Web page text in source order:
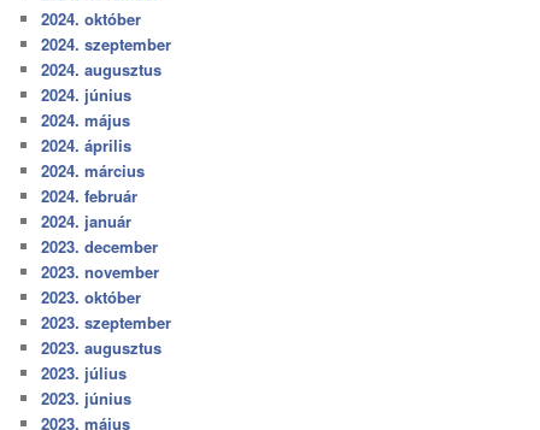
2024. október
2024. szeptember
2024. augusztus
2024. június
2024. május
2024. április
2024. március
2024. február
2024. január
2023. december
2023. november
2023. október
2023. szeptember
2023. augusztus
2023. július
2023. június
2023. május